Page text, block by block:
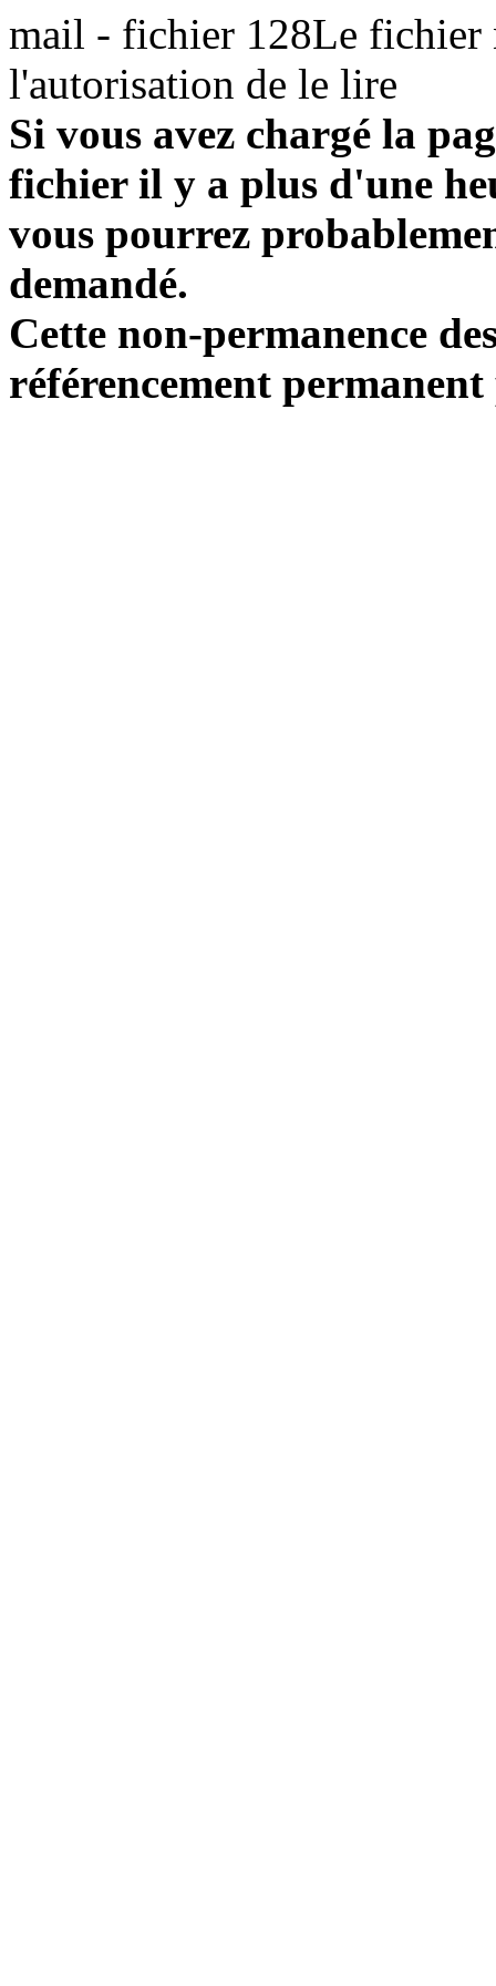
mail - fichier 128Le fichier
l'autorisation de le lire
Si vous avez chargé la
fichier il y a plus d'une
vous pourrez
demandé.
Cette non-permanence
référencement